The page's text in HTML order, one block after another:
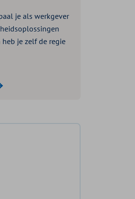
je als werkgever
je zelf de regie